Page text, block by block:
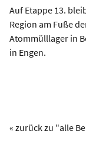
Auf Etappe 13.
Region am Fuße
Atommülllager in
in Engen.
« zurück zu "alle